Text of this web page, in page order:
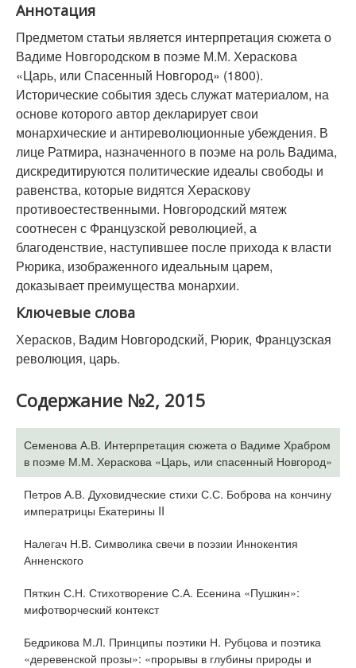
Аннотация
Предметом статьи является интерпретация сюжета о
Вадиме Новгородском в поэме М.М. Хераскова
«Царь, или Спасенный Новгород» (1800).
Исторические события здесь служат материалом, на
основе которого автор декларирует свои
монархические и антиреволюционные убеждения. В
лице Ратмира, назначенного в поэме на роль Вадима,
дискредитируются политические идеалы свободы и
равенства, которые видятся Хераскову
противоестественными. Новгородский мятеж
соотнесен с Французской революцией, а
благоденствие, наступившее после прихода к власти
Рюрика, изображенного идеальным царем,
доказывает преимущества монархии.
Ключевые слова
Херасков, Вадим Новгородский, Рюрик, Французская
революция, царь.
Содержание №2, 2015
Семенова А.В. Интерпретация сюжета о Вадиме Храбром
в поэме М.М. Хераскова «Царь, или спасенный Новгород»
Петров А.В. Духовидческие стихи С.С. Боброва на кончину
императрицы Екатерины II
Налегач Н.В. Символика свечи в поэзии Иннокентия
Анненского
Пяткин С.Н. Стихотворение С.А. Есенина «Пушкин»:
мифотворческий контекст
Бедрикова М.Л. Принципы поэтики Н. Рубцова и поэтика
«деревенской прозы»: «прорывы в глубины природы и